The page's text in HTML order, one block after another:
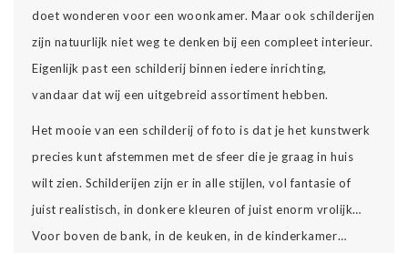
doet wonderen voor een woonkamer. Maar ook schilderijen
zijn natuurlijk niet weg te denken bij een compleet interieur.
Eigenlijk past een schilderij binnen iedere inrichting,
vandaar dat wij een uitgebreid assortiment hebben.
Het mooie van een schilderij of foto is dat je het kunstwerk
precies kunt afstemmen met de sfeer die je graag in huis
wilt zien. Schilderijen zijn er in alle stijlen, vol fantasie of
juist realistisch, in donkere kleuren of juist enorm vrolijk…
Voor boven de bank, in de keuken, in de kinderkamer…